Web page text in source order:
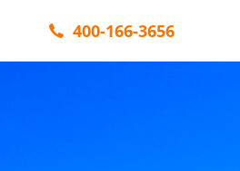
400-166-3656